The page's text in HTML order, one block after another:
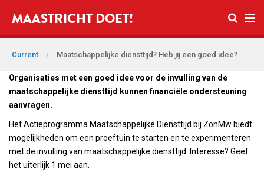
Open
MAASTRICHT DOET!
Current / Maatschappelijke diensttijd? Heb jij een goed idee?
Organisaties met een goed idee voor de invulling van de
maatschappelijke diensttijd kunnen financiële ondersteuning
aanvragen.
Het Actieprogramma Maatschappelijke Diensttijd bij ZonMw biedt
mogelijkheden om een proeftuin te starten en te experimenteren
met de invulling van maatschappelijke diensttijd. Interesse? Geef
het uiterlijk 1 mei aan.